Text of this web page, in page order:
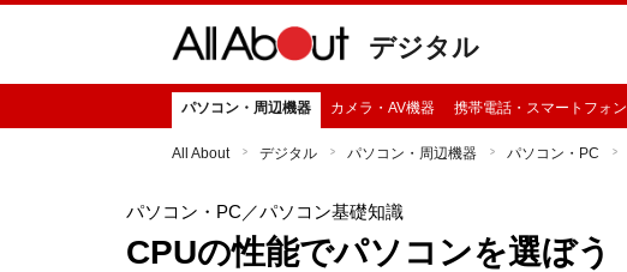
デジタル
パソコン・周辺機器 カメラ・AV機器 携帯電話・スマートフォン
All About デジタル パソコン・周辺機器 パソコン・PC
パソコン・PC ／パソコン基礎知識
CPUの性能でパソコンを選ぼう